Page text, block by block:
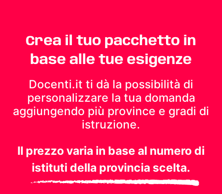
Crea il tuo pacchetto in
base alle tue esigenze
Docenti.it ti dà la possibilità di
personalizzare la tua domanda
aggiungendo più province e gradi di
istruzione.
Il prezzo varia in base al numero di
istituti della provincia scelta.